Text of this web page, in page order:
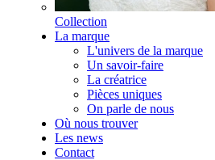
Collection
La marque
L'univers de la marque
Un savoir-faire
La créatrice
Pièces uniques
On parle de nous
Où nous trouver
Les news
Contact